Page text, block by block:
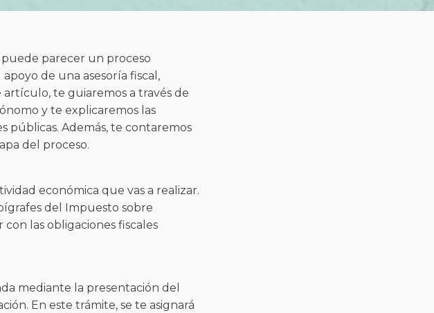
parecer un proceso
de una asesoría fiscal,
te guiaremos a través de
y te explicaremos las
públicas. Además, te contaremos
del proceso.
económica que vas a realizar.
del Impuesto sobre
las obligaciones fiscales
mediante la presentación del
En este trámite, se te asignará